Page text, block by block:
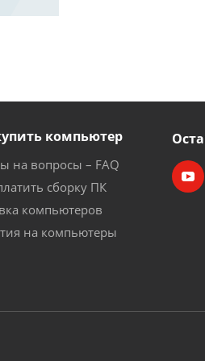
компьютер
на вопросы – FAQ
сборку ПК
компьютеров
на компьютеры